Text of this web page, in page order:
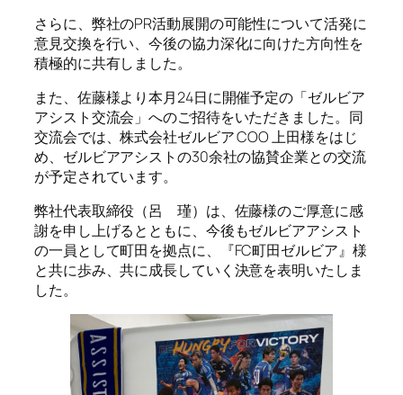
さらに、弊社のPR活動展開の可能性について活発に
意見交換を行い、今後の協力深化に向けた方向性を
積極的に共有しました。
また、佐藤様より本月24日に開催予定の「ゼルビア
アシスト交流会」へのご招待をいただきました。同
交流会では、株式会社ゼルビア COO 上田様をはじ
め、ゼルビアアシストの30余社の協賛企業との交流
が予定されています。
弊社代表取締役（呂 瑾）は、佐藤様のご厚意に感
謝を申し上げるとともに、今後もゼルビアアシスト
の一員として町田を拠点に、『FC町田ゼルビア』様
と共に歩み、共に成長していく決意を表明いたしま
した。